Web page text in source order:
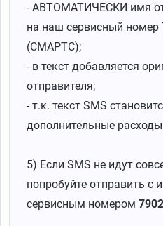
- АВТОМАТИЧЕСКИ имя
на наш сервисный номер
(СМАРТС);
- в текст добавляется
отправителя;
- т.к. текст SMS
дополнительные
5) Если SMS не идут
попробуйте отправить с
сервисным номером